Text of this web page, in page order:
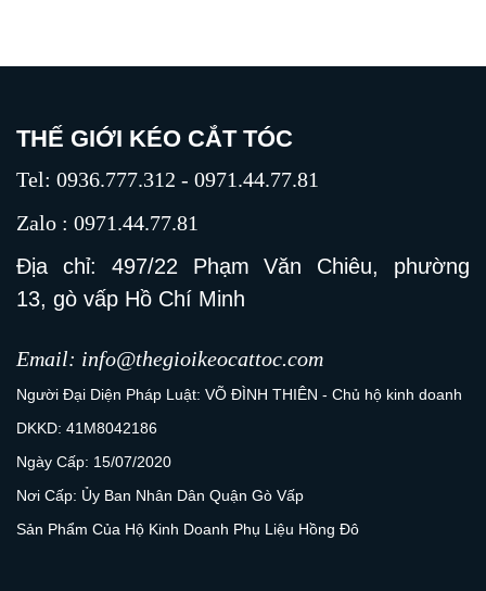
THẾ GIỚI KÉO CẮT TÓC
Tel: 0936.777.312 - 0971.44.77.81
Zalo : 0971.44.77.81
Địa chỉ: 497/22 Phạm Văn Chiêu, phường
13, gò vấp Hồ Chí Minh
Email: info@thegioikeocattoc.com
Người Đại Diện Pháp Luật: VÕ ĐÌNH THIÊN - Chủ hộ kinh doanh
DKKD: 41M8042186
Ngày Cấp: 15/07/2020
Nơi Cấp: Ủy Ban Nhân Dân Quận Gò Vấp
Sản Phẩm Của Hộ Kinh Doanh Phụ Liệu Hồng Đô